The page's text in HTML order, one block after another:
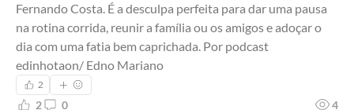
Fernando Costa. É a desculpa perfeita para dar uma pausa
na rotina corrida, reunir a família ou os amigos e adoçar o
dia com uma fatia bem caprichada. Por podcast
edinhotaon/ Edno Mariano
2
2 0 4